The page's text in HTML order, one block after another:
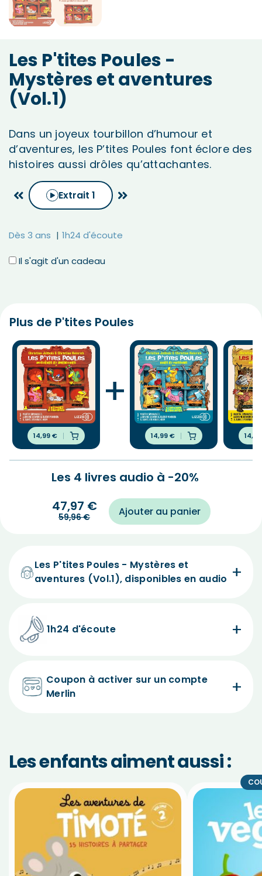
Les P'tites Poules -
Mystères et aventures
(Vol.1)
Dans un joyeux tourbillon d’humour et
d’aventures, les P’tites Poules font éclore des
histoires aussi drôles qu’attachantes.
Extrait 1
Dès 3 ans 1h24 d'écoute
Il s'agit d'un cadeau
Plus de P'tites Poules
14,99€
+
14,99€
Les 4 livres audio à -20%
47,97 €
59,96€ Ajouter au panier
Les P'tites Poules - Mystères et
aventures (Vol.1), disponibles en audio
1h24 d'écoute
Coupon à activer sur un compte
Merlin
Les enfants aiment aussi :